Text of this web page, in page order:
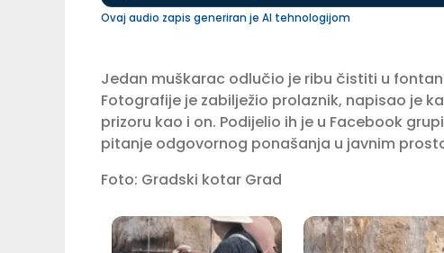
Ovaj audio zapis generiran je AI tehnologijom
Jedan muškarac odlučio je ribu čistiti u
Fotografije je zabilježio prolaznik, napisao je
prizoru kao i on. Podijelio ih je u Facebook
pitanje odgovornog ponašanja u javnim
Foto: Gradski kotar Grad